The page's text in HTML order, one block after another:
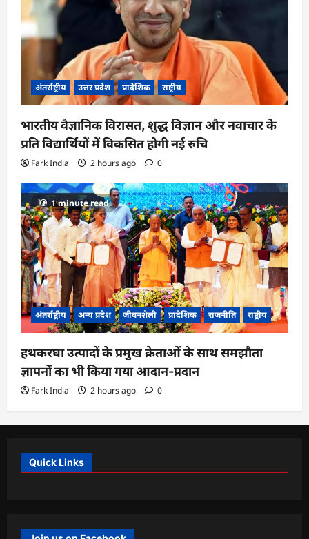
अंतर्राष्ट्रीय उत्तर प्रदेश प्रादेशिक राष्ट्रीय
भारतीय वैज्ञानिक विरासत, शुद्ध विज्ञान और नवाचार के
प्रति विद्यार्थियों में विकसित होगी नई रुचि
Fark India 2 hours ago 0
1 minute read
अंतर्राष्ट्रीय अन्य प्रदेश जीवनशैली प्रादेशिक राजनीति राष्ट्रीय
हथकरघा उत्पादों के प्रमुख क्रेताओं के साथ समझौता
ज्ञापनों का भी किया गया आदान-प्रदान
Fark India 2 hours ago 0
Quick Links